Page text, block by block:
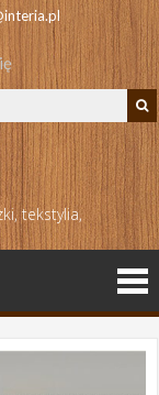
tekstylia,